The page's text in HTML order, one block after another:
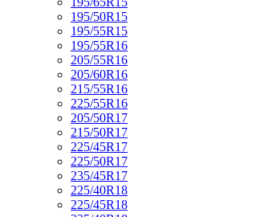
195/50R15
195/55R15
195/55R16
205/55R16
205/60R16
215/55R16
225/55R16
205/50R17
215/50R17
225/45R17
225/50R17
235/45R17
225/40R18
225/45R18